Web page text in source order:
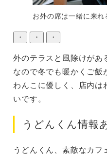
お外の席は一緒に来
・ ・ ・
外のテラスと風除けが
なので冬でも暖かくご飯
わんこに優しく、店内は
いです。
うどんくん情報
うどんくん、素敵なカフ